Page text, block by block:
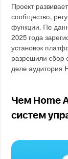
Проект
сообщество,
функции. По
2025 года
установок
разрешили сбор
деле аудитория
Чем Home
систем